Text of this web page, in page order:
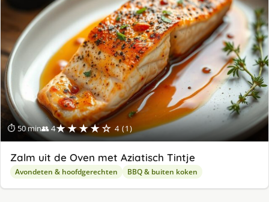
⏱ 50 min👥 4★★★★☆ 4 (1)
Zalm uit de Oven met Aziatisch Tintje
Avondeten & hoofdgerechten BBQ & buiten koken